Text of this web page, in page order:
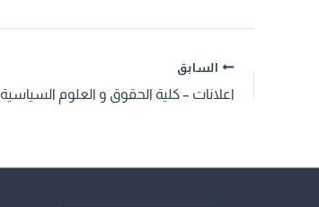
السابق
اعلانات – كلية الحقوق و العلوم السياسية